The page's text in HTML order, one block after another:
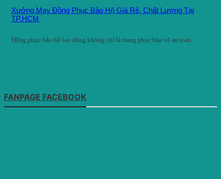
Xưởng May Đồng Phục Bảo Hộ Giá Rẻ, Chất Lượng Tại
TP.HCM
Đồng phục bảo hộ lao động không chỉ là trang phục bảo vệ an toàn...
FANPAGE FACEBOOK